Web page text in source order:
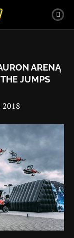
ARENĄ
JUMPS
2018